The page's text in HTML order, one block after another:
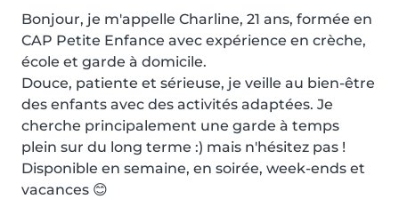
Bonjour, je m'appelle Charline, 21 ans, formée en
CAP Petite Enfance avec expérience en crèche,
école et garde à domicile.
Douce, patiente et sérieuse, je veille au bien-être
des enfants avec des activités adaptées. Je
cherche principalement une garde à temps
plein sur du long terme :) mais n'hésitez pas !
Disponible en semaine, en soirée, week-ends et
vacances 😊